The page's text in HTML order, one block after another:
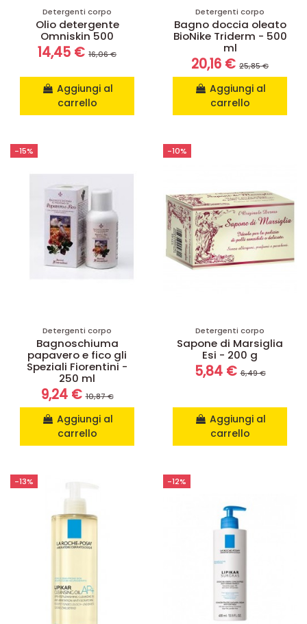
Detergenti corpo
Olio detergente
Omniskin 500
14,45 € 16,06 €
Aggiungi al
carrello
Detergenti corpo
Bagno doccia oleato
BioNike Triderm - 500
ml
20,16 € 25,85 €
Aggiungi al
carrello
-15%
Detergenti corpo
Bagnoschiuma
papavero e fico gli
Speziali Fiorentini -
250 ml
9,24 €10,87 €
Aggiungi al
carrello
-10%
Detergenti corpo
Sapone di Marsiglia
Esi - 200 g
5,84 €6,49 €
Aggiungi al
carrello
-13% -12%